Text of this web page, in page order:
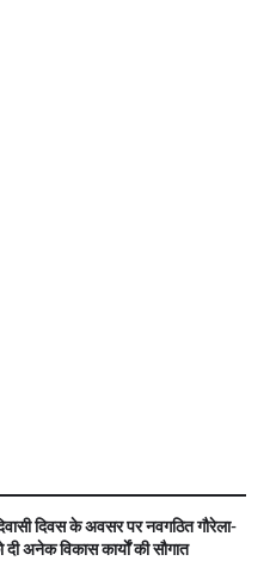
दिवस के अवसर पर नवगठित गौरेला-
दी अनेक विकास कार्याें की सौगात